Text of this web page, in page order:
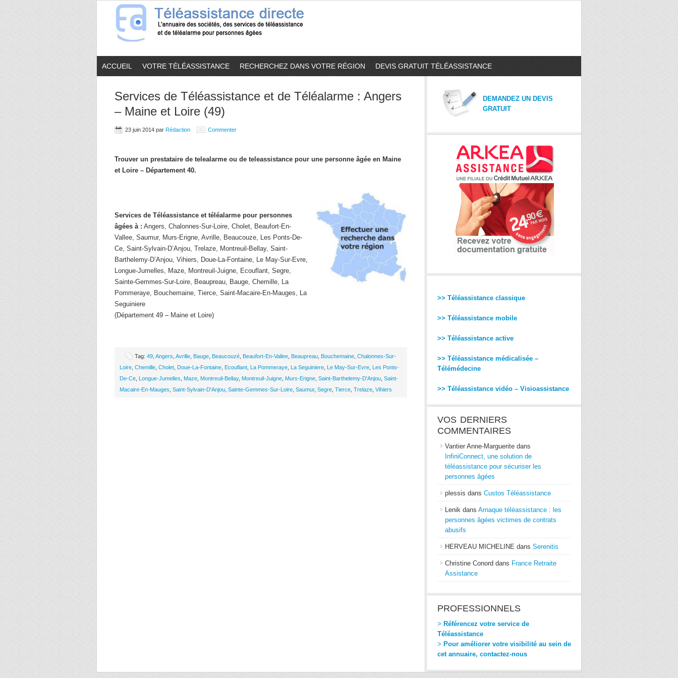
ACCUEIL VOTRE TÉLÉASSISTANCE RECHERCHEZ DANS VOTRE RÉGION DEVIS GRATUIT TÉLÉASSISTANCE
Services de Téléassistance et de Téléalarme : Angers
– Maine et Loire (49)
23 juin 2014 par Rédaction Commenter
Trouver un prestataire de telealarme ou de teleassistance pour une personne âgée en Maine
et Loire – Département 40.
Services de Téléassistance et téléalarme pour personnes
âgées à : Angers, Chalonnes-Sur-Loire, Cholet, Beaufort-En-
Vallee, Saumur, Murs-Erigne, Avrille, Beaucouze, Les Ponts-De-
Ce, Saint-Sylvain-D’Anjou, Trelaze, Montreuil-Bellay, Saint-
Barthelemy-D’Anjou, Vihiers, Doue-La-Fontaine, Le May-Sur-Evre,
Longue-Jumelles, Maze, Montreuil-Juigne, Ecouflant, Segre,
Sainte-Gemmes-Sur-Loire, Beaupreau, Bauge, Chemille, La
Pommeraye, Bouchemaine, Tierce, Saint-Macaire-En-Mauges, La
Seguiniere
(Département 49 – Maine et Loire)
Tag: 49 Angers Avrille Bauge Beaucouzé Beaufort-En-Vallee Beaupreau Bouchemaine Chalonnes-Sur-
Loire Chemille Cholet Doue-La-Fontaine Ecouflant La Pommeraye La Seguiniere Le May-Sur-Evre Les Ponts-
De-Ce Longue-Jumelles Maze Montreuil-Bellay, Montreuil-Juigne Murs-Erigne Saint-Barthelemy-D'Anjou Saint-
Macaire-En-Mauges Saint-Sylvain-D'Anjou Sainte-Gemmes-Sur-Loire Saumur, Segre Tierce Trelaze Vihiers
DEMANDEZ UN DEVIS
GRATUIT
>> Téléassistance classique
>> Téléassistance mobile
>> Téléassistance active
>> Téléassistance médicalisée –
Télémédecine
>> Téléassistance vidéo – Visioassistance
VOS DERNIERS
COMMENTAIRES
Vantier Anne-Marguerite dans
InfiniConnect, une solution de
téléassistance pour sécuriser les
personnes âgées
plessis dans Custos Téléassistance
Lenik dans Arnaque téléassistance : les
personnes âgées victimes de contrats
abusifs
HERVEAU MICHELINE dans Serenitis
Christine Conord dans France Retraite
Assistance
PROFESSIONNELS
> Référencez votre service de
Téléassistance
> Pour améliorer votre visibilité au sein de
cet annuaire, contactez-nous